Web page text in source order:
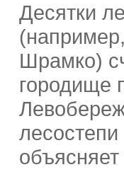
Десятки
Шрамко)
городище